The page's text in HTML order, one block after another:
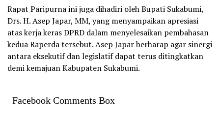
‎Rapat Paripurna ini juga dihadiri oleh Bupati Sukabumi,
Drs. H. Asep Japar, MM, yang menyampaikan apresiasi
atas kerja keras DPRD dalam menyelesaikan pembahasan
kedua Raperda tersebut. Asep Japar berharap agar sinergi
antara eksekutif dan legislatif dapat terus ditingkatkan
demi kemajuan Kabupaten Sukabumi.
Facebook Comments Box